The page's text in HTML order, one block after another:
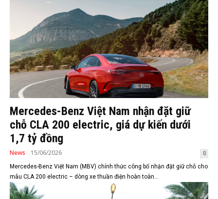
Mercedes-Benz Việt Nam nhận đặt giữ
chỗ CLA 200 electric, giá dự kiến dưới
1,7 tỷ đồng
News 15/06/2026 0
Mercedes-Benz Việt Nam (MBV) chính thức công bố nhận đặt giữ chỗ cho
mẫu CLA 200 electric – dòng xe thuần điện hoàn toàn...